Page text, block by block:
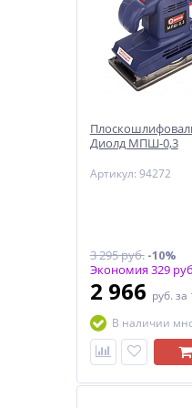
Диолд МПШ-0,3
Артикул: 94272
3 295 руб.-10%
Экономия 329
2 966 руб. за
В наличии